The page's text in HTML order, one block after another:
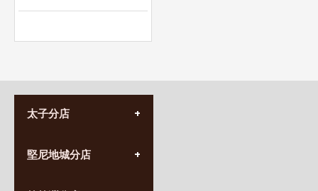
太子分店
營業時間:
堅尼地城分店